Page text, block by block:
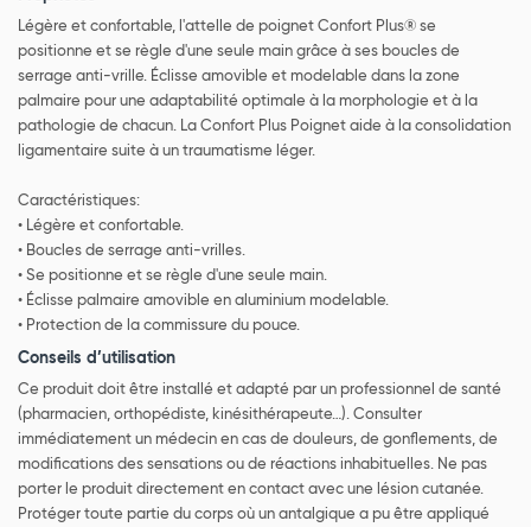
Légère et confortable, l'attelle de poignet Confort Plus® se
positionne et se règle d'une seule main grâce à ses boucles de
serrage anti-vrille. Éclisse amovible et modelable dans la zone
palmaire pour une adaptabilité optimale à la morphologie et à la
pathologie de chacun. La Confort Plus Poignet aide à la consolidation
ligamentaire suite à un traumatisme léger.
Caractéristiques:
• Légère et confortable.
• Boucles de serrage anti-vrilles.
• Se positionne et se règle d'une seule main.
• Éclisse palmaire amovible en aluminium modelable.
• Protection de la commissure du pouce.
Conseils d’utilisation
Ce produit doit être installé et adapté par un professionnel de santé
(pharmacien, orthopédiste, kinésithérapeute…). Consulter
immédiatement un médecin en cas de douleurs, de gonflements, de
modifications des sensations ou de réactions inhabituelles. Ne pas
porter le produit directement en contact avec une lésion cutanée.
Protéger toute partie du corps où un antalgique a pu être appliqué